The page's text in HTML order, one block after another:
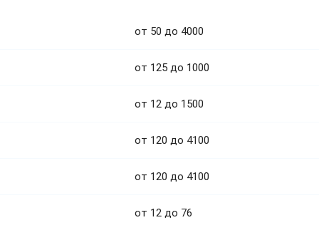
от 50 до 4000
от 125 до 1000
от 12 до 1500
от 120 до 4100
от 120 до 4100
от 12 до 76